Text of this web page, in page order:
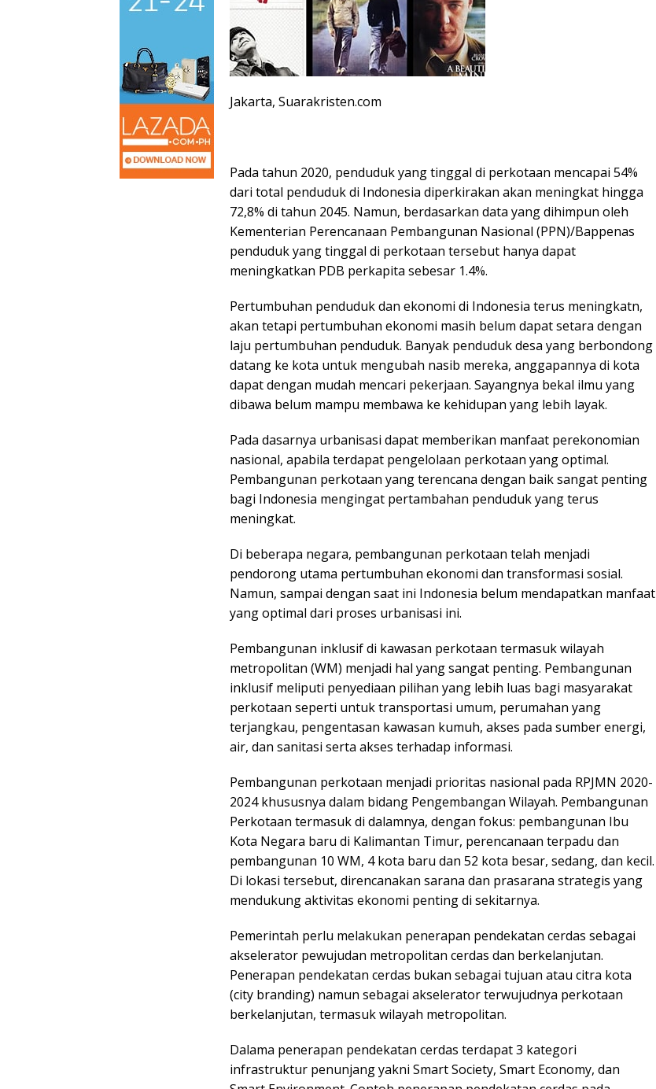
Jakarta, Suarakristen.com
Pada tahun 2020, penduduk yang tinggal di perkotaan mencapai 54%
dari total penduduk di Indonesia diperkirakan akan meningkat hingga
72,8% di tahun 2045. Namun, berdasarkan data yang dihimpun oleh
Kementerian Perencanaan Pembangunan Nasional (PPN)/Bappenas
penduduk yang tinggal di perkotaan tersebut hanya dapat
meningkatkan PDB perkapita sebesar 1.4%.
Pertumbuhan penduduk dan ekonomi di Indonesia terus meningkatn,
akan tetapi pertumbuhan ekonomi masih belum dapat setara dengan
laju pertumbuhan penduduk. Banyak penduduk desa yang berbondong
datang ke kota untuk mengubah nasib mereka, anggapannya di kota
dapat dengan mudah mencari pekerjaan. Sayangnya bekal ilmu yang
dibawa belum mampu membawa ke kehidupan yang lebih layak.
Pada dasarnya urbanisasi dapat memberikan manfaat perekonomian
nasional, apabila terdapat pengelolaan perkotaan yang optimal.
Pembangunan perkotaan yang terencana dengan baik sangat penting
bagi Indonesia mengingat pertambahan penduduk yang terus
meningkat.
Di beberapa negara, pembangunan perkotaan telah menjadi
pendorong utama pertumbuhan ekonomi dan transformasi sosial.
Namun, sampai dengan saat ini Indonesia belum mendapatkan manfaat
yang optimal dari proses urbanisasi ini.
Pembangunan inklusif di kawasan perkotaan termasuk wilayah
metropolitan (WM) menjadi hal yang sangat penting. Pembangunan
inklusif meliputi penyediaan pilihan yang lebih luas bagi masyarakat
perkotaan seperti untuk transportasi umum, perumahan yang
terjangkau, pengentasan kawasan kumuh, akses pada sumber energi,
air, dan sanitasi serta akses terhadap informasi.
Pembangunan perkotaan menjadi prioritas nasional pada RPJMN 2020-
2024 khususnya dalam bidang Pengembangan Wilayah. Pembangunan
Perkotaan termasuk di dalamnya, dengan fokus: pembangunan Ibu
Kota Negara baru di Kalimantan Timur, perencanaan terpadu dan
pembangunan 10 WM, 4 kota baru dan 52 kota besar, sedang, dan kecil.
Di lokasi tersebut, direncanakan sarana dan prasarana strategis yang
mendukung aktivitas ekonomi penting di sekitarnya.
Pemerintah perlu melakukan penerapan pendekatan cerdas sebagai
akselerator pewujudan metropolitan cerdas dan berkelanjutan.
Penerapan pendekatan cerdas bukan sebagai tujuan atau citra kota
(city branding) namun sebagai akselerator terwujudnya perkotaan
berkelanjutan, termasuk wilayah metropolitan.
Dalama penerapan pendekatan cerdas terdapat 3 kategori
infrastruktur penunjang yakni Smart Society, Smart Economy, dan